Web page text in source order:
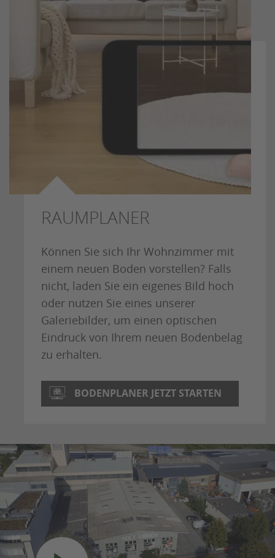
RAUMPLANER
Können Sie sich Ihr Wohnzimmer mit
einem neuen Boden vorstellen? Falls
nicht, laden Sie ein eigenes Bild hoch
oder nutzen Sie eines unserer
Galeriebilder, um einen optischen
Eindruck von Ihrem neuen Bodenbelag
zu erhalten.
BODENPLANER JETZT STARTEN